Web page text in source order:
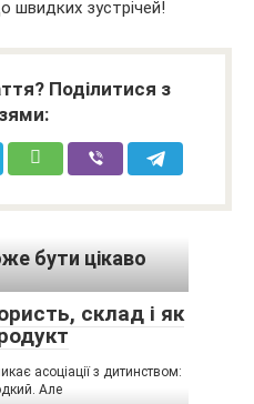
швидких зустрічей!
Поділитися з
бути цікаво
склад і як
асоціації з дитинством:
Але